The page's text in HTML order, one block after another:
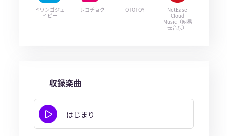
ドワンゴジェ
イピー
レコチョク OTOTOY
NetEase
Cloud
Music（网易
云音乐）
収録楽曲
はじまり